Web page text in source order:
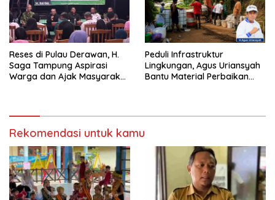
Reses di Pulau Derawan, H.
Saga Tampung Aspirasi
Warga dan Ajak Masyarakat
Peduli Infrastruktur
Lingkungan, Agus Uriansyah
Bantu Material Perbaikan
Rekomendasi untuk kamu